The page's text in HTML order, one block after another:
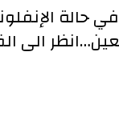
حالة
الى